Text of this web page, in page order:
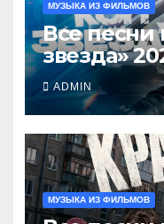
МУЗЫКА ИЗ ФИЛЬМОВ
Все песни
звезда»
Никита
ADMIN
МУЗЫКА ИЗ ФИЛЬМОВ